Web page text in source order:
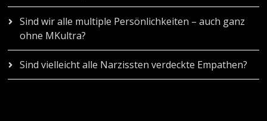
Sind wir alle multiple Persönlichkeiten – auch ganz
ohne MKultra?
Sind vielleicht alle Narzissten verdeckte Empathen?